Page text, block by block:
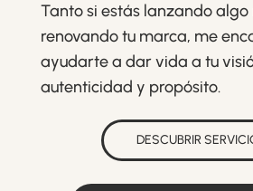
Tanto si estás lanzando algo
renovando tu marca, me
ayudarte a dar vida a tu
autenticidad y propósito.
DESCUBRIR